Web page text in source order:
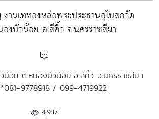
านเททองหล่อพระประธานอุโบสถวัด
งบัวน้อย อ.สีคิ้ว จ.นครราชสีมา
น้อย ต.หนองบัวน้อย อ.สีคิ้ว จ.นครราชสีมา
9778918 / 099-4719922
4,937